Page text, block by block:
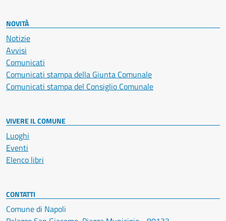
NOVITÀ
Notizie
Avvisi
Comunicati
Comunicati stampa della Giunta Comunale
Comunicati stampa del Consiglio Comunale
VIVERE IL COMUNE
Luoghi
Eventi
Elenco libri
CONTATTI
Comune di Napoli